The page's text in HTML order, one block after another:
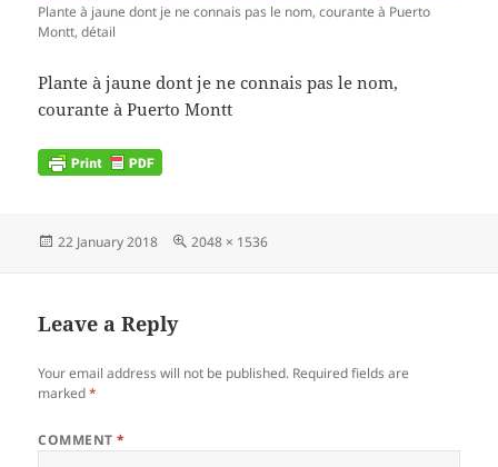
Plante à jaune dont je ne connais pas le nom, courante à Puerto
Montt, détail
Plante à jaune dont je ne connais pas le nom,
courante à Puerto Montt
Posted
22 January 2018
Full
2048 × 1536
Leave a Reply
Your email address will not be published. Required fields are
marked*
COMMENT*